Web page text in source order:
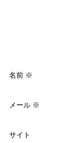
名前 ※
メール ※
サイト